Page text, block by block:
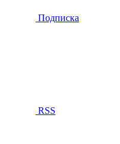
Подписка
RSS